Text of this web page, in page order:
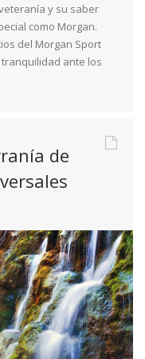
y su saber
como Morgan.
del Morgan Sport
ante los
de